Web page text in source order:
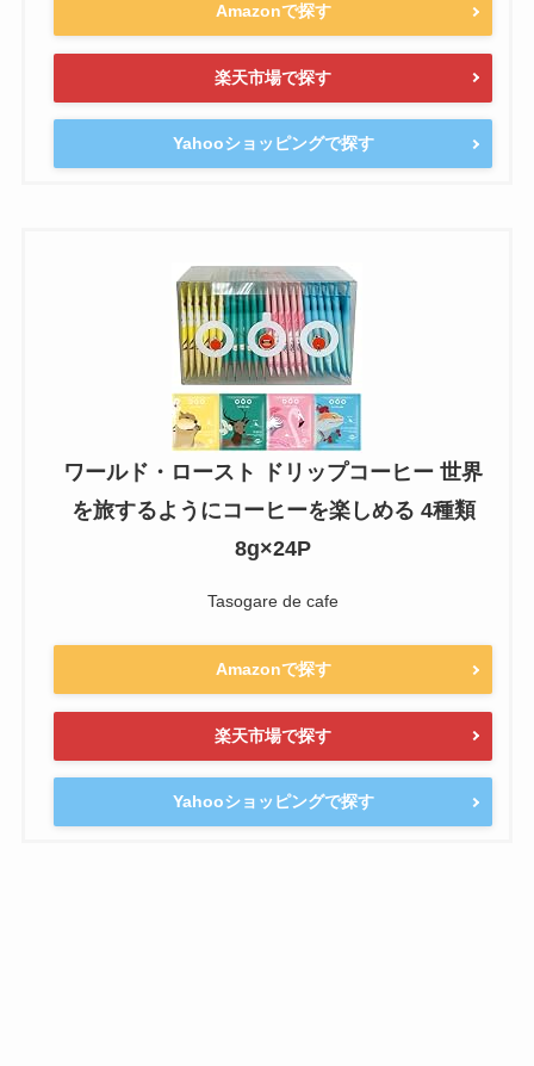
Amazonで探す
楽天市場で探す
Yahooショッピングで探す
ワールド・ロースト ドリップコーヒー 世界
を旅するようにコーヒーを楽しめる 4種類
8g×24P
Tasogare de cafe
Amazonで探す
楽天市場で探す
Yahooショッピングで探す